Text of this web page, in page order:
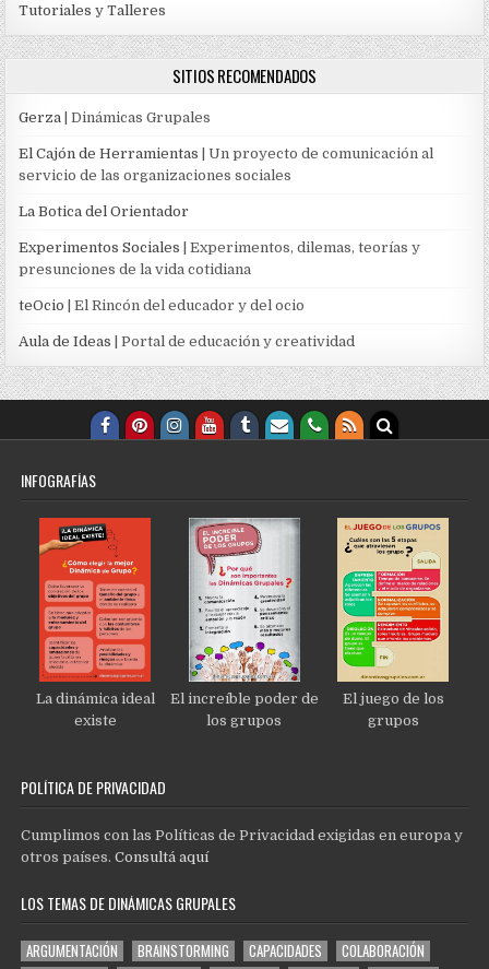
Tutoriales y Talleres
SITIOS RECOMENDADOS
Gerza | Dinámicas Grupales
El Cajón de Herramientas | Un proyecto de comunicación al
servicio de las organizaciones sociales
La Botica del Orientador
Experimentos Sociales | Experimentos, dilemas, teorías y
presunciones de la vida cotidiana
teOcio | El Rincón del educador y del ocio
Aula de Ideas | Portal de educación y creatividad
INFOGRAFÍAS
La dinámica ideal
existe
El increíble poder de
los grupos
El juego de los
grupos
POLÍTICA DE PRIVACIDAD
Cumplimos con las Políticas de Privacidad exigidas en europa y
otros países.Consultá aquí
LOS TEMAS DE DINÁMICAS GRUPALES
ARGUMENTACIÓN BRAINSTORMING CAPACIDADES
COLABORACIÓN